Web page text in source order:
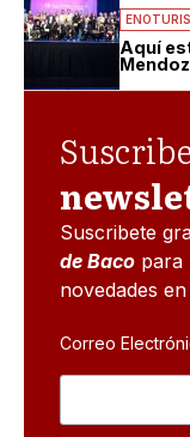
Aquí
Suscribete
de Baco para
novedades
Correo